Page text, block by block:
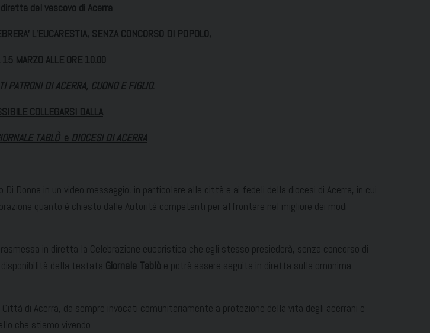
del vescovo di Acerra
L’EUCARESTIA, SENZA CONCORSO DI POPOLO,
15 MARZO ALLE ORE 10.00
PATRONI DI ACERRA, CUONO E FIGLIO.
COLLEGARSI DALLA
TABLÒ e DIOCESI DI ACERRA
Donna in un video messaggio, in particolare alle città e ai fedeli della diocesi di Acerra, in cui
quanto è chiesto dalle Autorità competenti per affrontare nel migliore dei modi
in diretta la Celebrazione eucaristica che egli stesso presiederà, senza concorso di
della testata Giornale Tablò e potrà essere seguita in diretta sulla omonima
di Acerra, da sempre invocati comunitariamente a protezione della vita degli acerrani e
che stiamo vivendo.